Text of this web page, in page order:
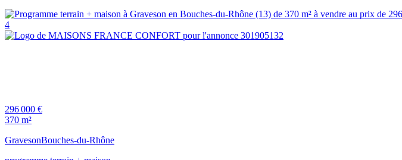
4
296 000 €
370 m²
GravesonBouches-du-Rhône